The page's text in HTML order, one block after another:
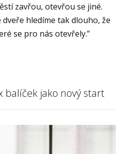
zavřou, otevřou se jiné.
dveře hledíme tak dlouho, že
se pro nás otevřely.”
balíček jako nový start